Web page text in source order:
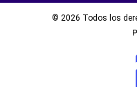
© 2026 Todos los